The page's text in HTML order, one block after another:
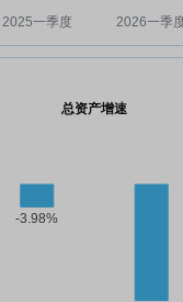
总资产增速